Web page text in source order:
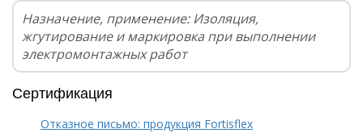
Назначение, применение: Изоляция,
жгутирование и маркировка при выполнении
электромонтажных работ
Сертификация
Отказное письмо: продукция Fortisflex